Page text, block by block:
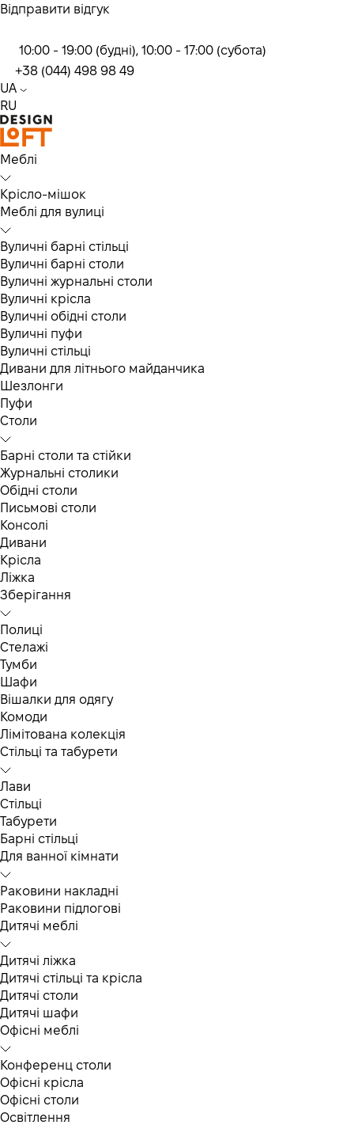
Відправити відгук
10:00 - 19:00 (будні), 10:00 - 17:00 (субота)
+38 (044) 498 98 49
UA
RU
Меблі
Крісло-мішок
Меблі для вулиці
Вуличні барні стільці
Вуличні барні столи
Вуличні журнальні столи
Вуличні крісла
Вуличні обідні столи
Вуличні пуфи
Вуличні стільці
Дивани для літнього майданчика
Шезлонги
Пуфи
Столи
Барні столи та стійки
Журнальні столики
Обідні столи
Письмові столи
Консолі
Дивани
Крісла
Ліжка
Зберігання
Полиці
Стелажі
Тумби
Шафи
Вішалки для одягу
Комоди
Лімітована колекція
Стільці та табурети
Лави
Стільці
Табурети
Барні стільці
Для ванної кімнати
Раковини накладні
Раковини підлогові
Дитячі меблі
Дитячі ліжка
Дитячі стільці та крісла
Дитячі столи
Дитячі шафи
Офісні меблі
Конференц столи
Офісні крісла
Офісні столи
Освітлення